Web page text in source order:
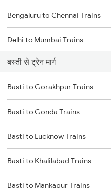
Bengaluru to Chennai Trains
Delhi to Mumbai Trains
Mumbai to Pune Trains
Delhi to Jammu Trains
Mumbai to Delhi Trains
Mumbai to Goa Trains
Chennai to Coimbatore Trains
बस्ती से ट्रेन मार्ग
Basti to Gorakhpur Trains
Basti to Gonda Trains
Basti to Lucknow Trains
Basti to Khalilabad Trains
Basti to Mankapur Trains